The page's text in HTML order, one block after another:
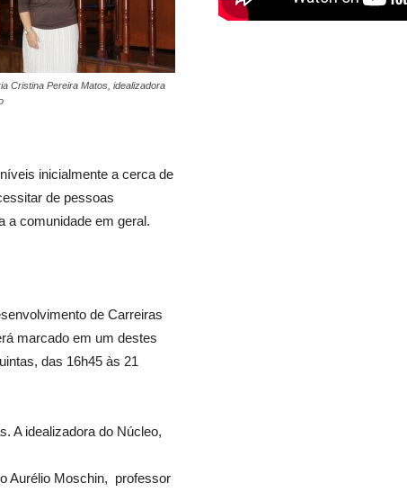
Cristina Pereira Matos, idealizadora
inicialmente a cerca de
de pessoas
a comunidade em geral.
de Carreiras
marcado em um destes
das 16h45 às 21
A idealizadora do Núcleo,
Aurélio Moschin, professor